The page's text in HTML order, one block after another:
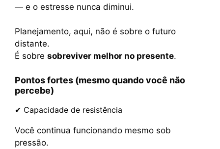
— e o estresse nunca diminui.
Planejamento, aqui, não é sobre o futuro
distante.
É sobre sobreviver melhor no presente.
Pontos fortes (mesmo quando você não
percebe)
✔ Capacidade de resistência
Você continua funcionando mesmo sob
pressão.